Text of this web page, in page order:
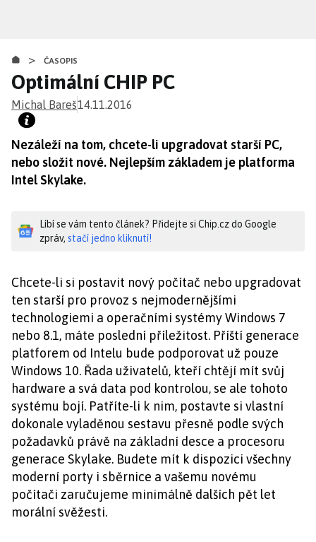
obsahu
> ČASOPIS
Optimální CHIP PC
Michal Bareš14.11.2016
Nezáleží na tom, chcete-li upgradovat starší PC,
nebo složit nové. Nejlepším základem je platforma
Intel Skylake.
Líbí se vám tento článek? Přidejte si Chip.cz do Google
zpráv, stačí jedno kliknutí!
Chcete-li si postavit nový počítač nebo upgradovat
ten starší pro provoz s nejmodernějšími
technologiemi a operačními systémy Windows 7
nebo 8.1, máte poslední příležitost. Příští generace
platforem od Intelu bude podporovat už pouze
Windows 10. Řada uživatelů, kteří chtějí mít svůj
hardware a svá data pod kontrolou, se ale tohoto
systému bojí. Patříte-li k nim, postavte si vlastní
dokonale vyladěnou sestavu přesně podle svých
požadavků právě na základní desce a procesoru
generace Skylake. Budete mít k dispozici všechny
moderní porty i sběrnice a vašemu novému
počítači zaručujeme minimálně dalších pět let
morální svěžesti.